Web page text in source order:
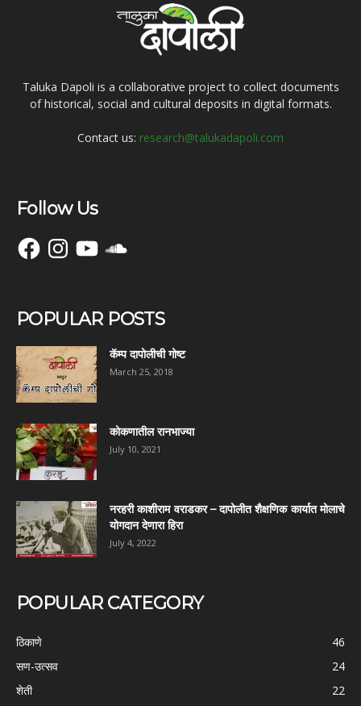
Taluka Dapoli is a collaborative project to collect documents
of historical, social and cultural deposits in digital formats.
Contact us: research@talukadapoli.com
Follow Us
FacebookInstagramYouTubeSoundCloud
POPULAR POSTS
कॅम्प दापोलीची गोष्ट
March 25, 2018
कोकणातील रानभाज्या
July 10, 2021
नरहरी काशीराम वराडकर – दापोलीत शैक्षणिक कार्यात मोलाचे
योगदान देणारा हिरा
July 4, 2022
POPULAR CATEGORY
ठिकाणे
46
सण-उत्सव
24
शेती
22